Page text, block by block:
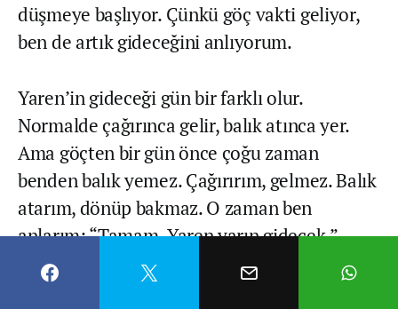
düşmeye başlıyor. Çünkü göç vakti geliyor,
ben de artık gideceğini anlıyorum.
Yaren’in gideceği gün bir farklı olur.
Normalde çağırınca gelir, balık atınca yer.
Ama göçten bir gün önce çoğu zaman
benden balık yemez. Çağırırım, gelmez. Balık
atarım, dönüp bakmaz. O zaman ben
anlarım: “Tamam, Yaren yarın gidecek.”